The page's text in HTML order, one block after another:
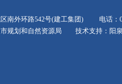
区南外环路542号(建工集团) 电
市规划和自然资源局 技术支持：